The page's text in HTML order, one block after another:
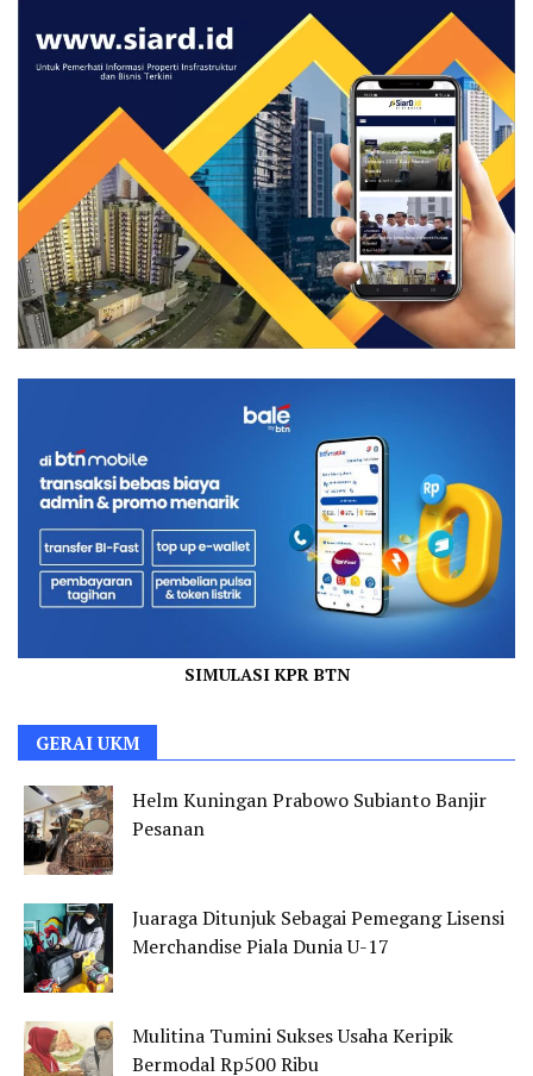
SIMULASI KPR BTN
GERAI UKM
Helm Kuningan Prabowo Subianto Banjir
Pesanan
Juaraga Ditunjuk Sebagai Pemegang Lisensi
Merchandise Piala Dunia U-17
Mulitina Tumini Sukses Usaha Keripik
Bermodal Rp500 Ribu